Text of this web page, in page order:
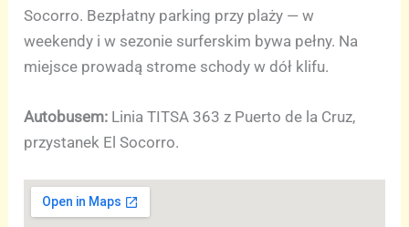
Socorro. Bezpłatny parking przy plaży — w
weekendy i w sezonie surferskim bywa pełny. Na
miejsce prowadą strome schody w dół klifu.
Autobusem: Linia TITSA 363 z Puerto de la Cruz,
przystanek El Socorro.